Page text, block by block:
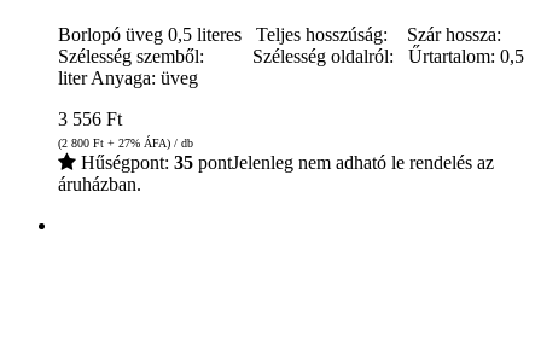
Borlopó üveg 0,5 literes Teljes hosszúság: Szár hossza:
Szélesség szemből: Szélesség oldalról: Űrtartalom: 0,5
liter Anyaga: üveg
3 556 Ft
(2 800 Ft + 27% ÁFA) / db
Hűségpont: 35 pontJelenleg nem adható le rendelés az
áruházban.